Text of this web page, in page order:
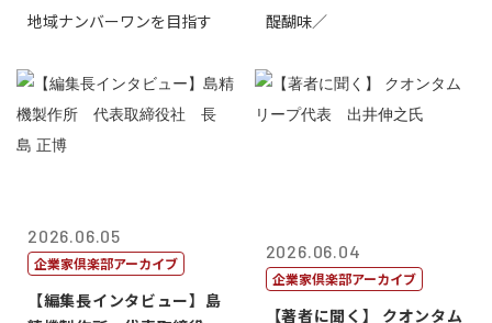
地域ナンバーワンを目指す
醍醐味／
2026.06.05
企業家倶楽部アーカイブ
【編集長インタビュー】島
2026.06.04
企業家倶楽部アーカイブ
【著者に聞く】 クオンタム